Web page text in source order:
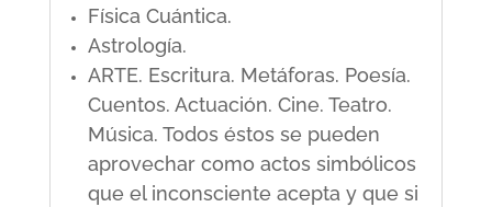
Física Cuántica.
Astrología.
ARTE. Escritura. Metáforas. Poesía.
Cuentos. Actuación. Cine. Teatro.
Música. Todos éstos se pueden
aprovechar como actos simbólicos
que el inconsciente acepta y que si